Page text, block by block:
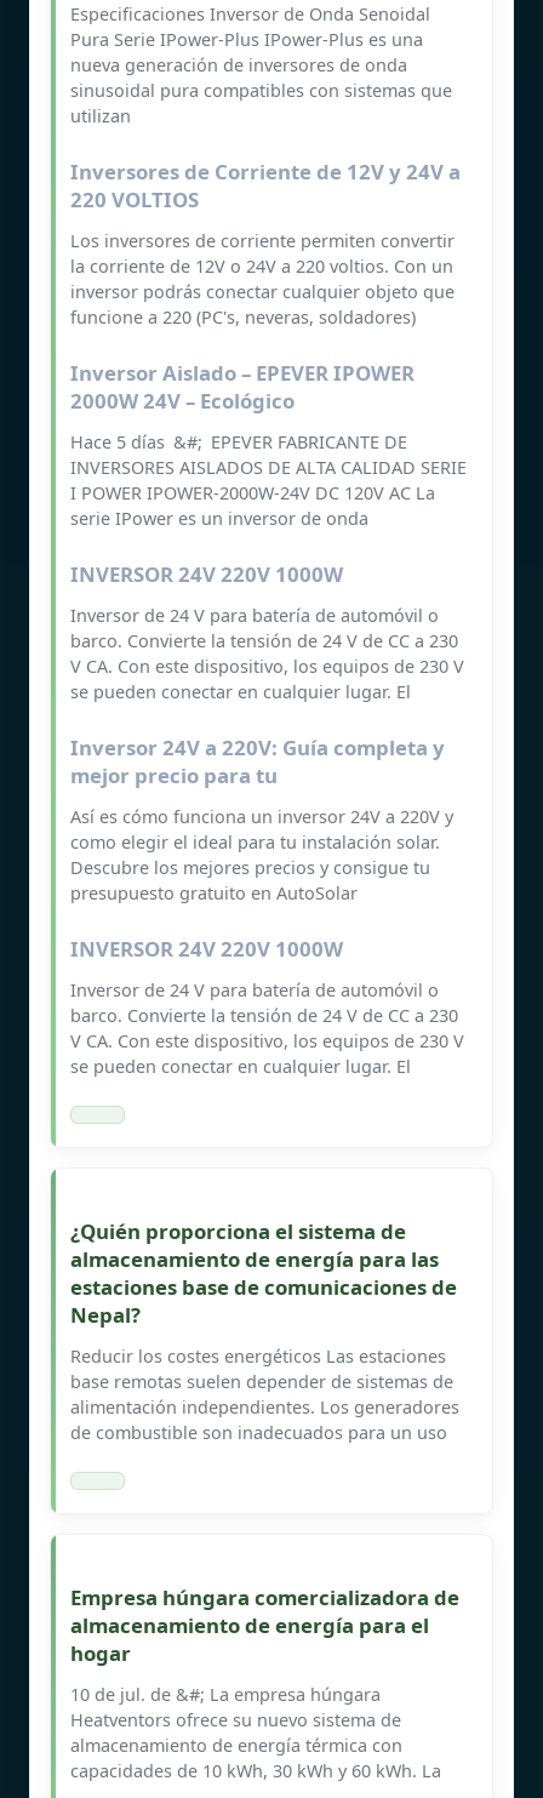
Especificaciones Inversor de Onda Senoidal
Pura Serie IPower-Plus IPower-Plus es una
nueva generación de inversores de onda
sinusoidal pura compatibles con sistemas que
utilizan
Inversores de Corriente de 12V y 24V a
220 VOLTIOS
Los inversores de corriente permiten convertir
la corriente de 12V o 24V a 220 voltios. Con un
inversor podrás conectar cualquier objeto que
funcione a 220 (PC's, neveras, soldadores)
Inversor Aislado – EPEVER IPOWER
2000W 24V – Ecológico
Hace 5 días &#; EPEVER FABRICANTE DE
INVERSORES AISLADOS DE ALTA CALIDAD SERIE
I POWER IPOWER-2000W-24V DC 120V AC La
serie IPower es un inversor de onda
INVERSOR 24V 220V 1000W
Inversor de 24 V para batería de automóvil o
barco. Convierte la tensión de 24 V de CC a 230
V CA. Con este dispositivo, los equipos de 230 V
se pueden conectar en cualquier lugar. El
Inversor 24V a 220V: Guía completa y
mejor precio para tu
Así es cómo funciona un inversor 24V a 220V y
como elegir el ideal para tu instalación solar.
Descubre los mejores precios y consigue tu
presupuesto gratuito en AutoSolar
INVERSOR 24V 220V 1000W
Inversor de 24 V para batería de automóvil o
barco. Convierte la tensión de 24 V de CC a 230
V CA. Con este dispositivo, los equipos de 230 V
se pueden conectar en cualquier lugar. El
¿Quién proporciona el sistema de
almacenamiento de energía para las
estaciones base de comunicaciones de
Nepal?
Reducir los costes energéticos Las estaciones
base remotas suelen depender de sistemas de
alimentación independientes. Los generadores
de combustible son inadecuados para un uso
Empresa húngara comercializadora de
almacenamiento de energía para el
hogar
10 de jul. de &#; La empresa húngara
Heatventors ofrece su nuevo sistema de
almacenamiento de energía térmica con
capacidades de 10 kWh, 30 kWh y 60 kWh. La